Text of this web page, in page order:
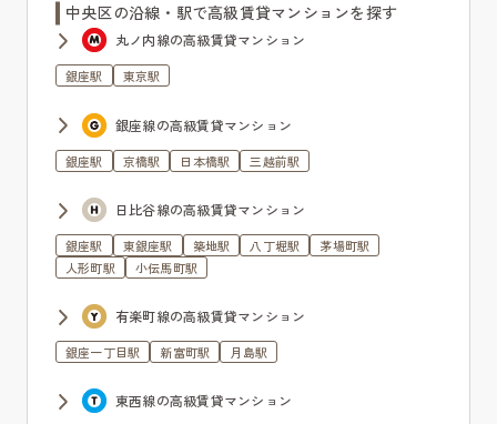
中央区の沿線・駅で高級賃貸マンションを探す
丸ノ内線の高級賃貸マンション
銀座駅 東京駅
銀座線の高級賃貸マンション
銀座駅 京橋駅 日本橋駅 三越前駅
日比谷線の高級賃貸マンション
銀座駅 東銀座駅 築地駅 八丁堀駅
茅場町駅
人形町駅
小伝馬町駅
有楽町線の高級賃貸マンション
銀座一丁目駅 新富町駅 月島駅
東西線の高級賃貸マンション